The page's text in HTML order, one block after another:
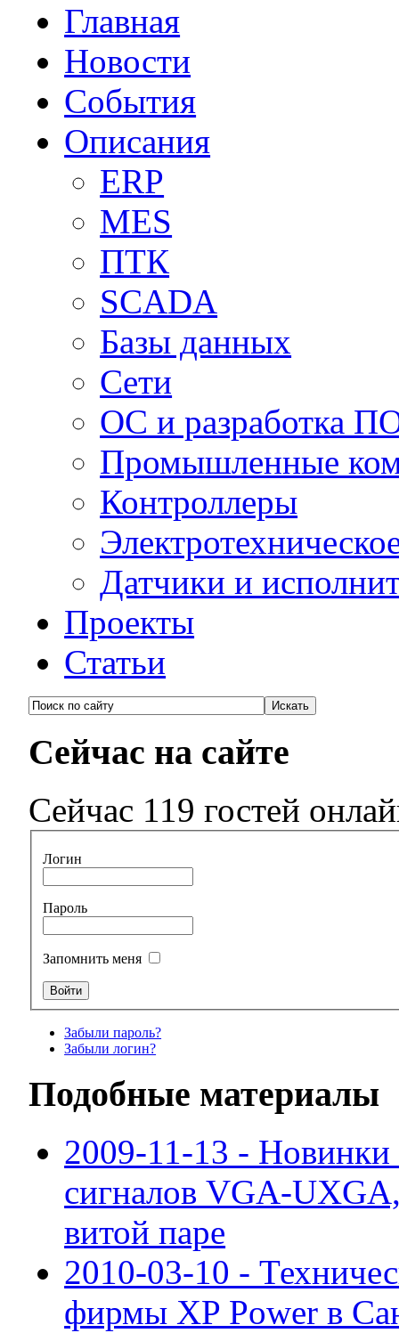
Главная
Новости
События
Описания
ERP
MES
ПТК
SCADA
Базы данных
Сети
ОС и разработка
Промышленные
Контроллеры
Датчики и
Проекты
Статьи
Сейчас на сайте
Сейчас 119 гостей
Логин
Пароль
Запомнить меня
Забыли пароль?
Забыли логин?
Подобные материалы
2009-11-13 - Новинки
сигналов VGA-
витой паре
2010-03-10 -
фирмы XP Power в